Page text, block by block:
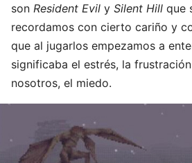
son Resident Evil y Silent Hill que
recordamos con cierto cariño y
que al jugarlos empezamos a
significaba el estrés, la
nosotros, el miedo.